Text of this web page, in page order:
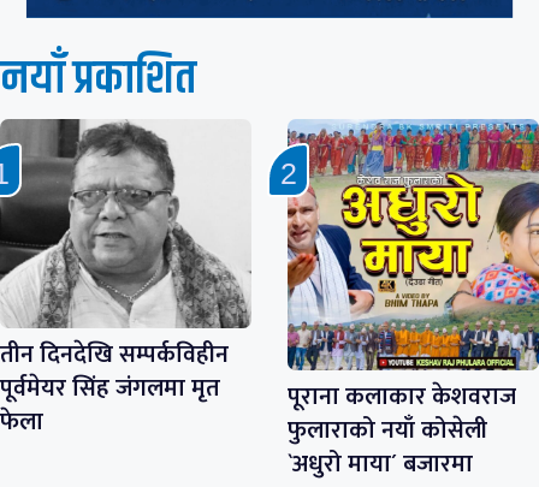
नयाँ प्रकाशित
तीन दिनदेखि सम्पर्कविहीन
पूर्वमेयर सिंह जंगलमा मृत
फेला
पूराना कलाकार केशवराज
फुलाराको नयाँ कोसेली
`अधुरो माया´ बजारमा